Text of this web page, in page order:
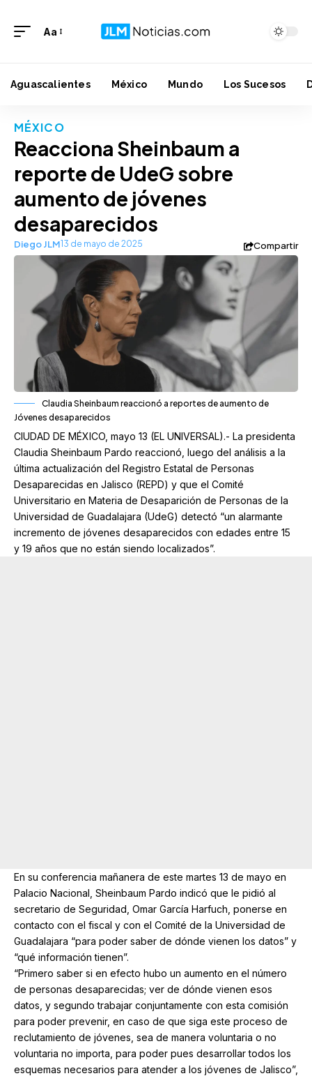
Aa
Aguascalientes México Mundo Los Sucesos
MÉXICO
Reacciona Sheinbaum a
reporte de UdeG sobre
aumento de jóvenes
desaparecidos
Diego JLM13 de mayo de 2025 Compartir
Claudia Sheinbaum reaccionó a reportes de aumento de
Jóvenes desaparecidos
CIUDAD DE MÉXICO, mayo 13 (EL UNIVERSAL).- La presidenta
Claudia Sheinbaum Pardo reaccionó, luego del análisis a la
última actualización del Registro Estatal de Personas
Desaparecidas en Jalisco (REPD) y que el Comité
Universitario en Materia de Desaparición de Personas de la
Universidad de Guadalajara (UdeG) detectó “un alarmante
incremento de jóvenes desaparecidos con edades entre 15
y 19 años que no están siendo localizados”.
En su conferencia mañanera de este martes 13 de mayo en
Palacio Nacional, Sheinbaum Pardo indicó que le pidió al
secretario de Seguridad, Omar García Harfuch, ponerse en
contacto con el fiscal y con el Comité de la Universidad de
Guadalajara “para poder saber de dónde vienen los datos” y
“qué información tienen”.
“Primero saber si en efecto hubo un aumento en el número
de personas desaparecidas; ver de dónde vienen esos
datos, y segundo trabajar conjuntamente con esta comisión
para poder prevenir, en caso de que siga este proceso de
reclutamiento de jóvenes, sea de manera voluntaria o no
voluntaria no importa, para poder pues desarrollar todos los
esquemas necesarios para atender a los jóvenes de Jalisco”,